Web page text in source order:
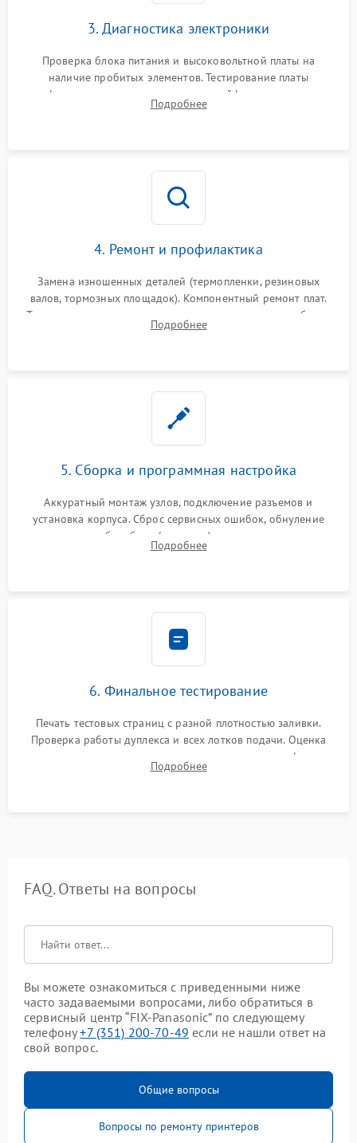
3. Диагностика электроники
Проверка блока питания и высоковольтной платы на
наличие пробитых элементов. Тестирование платы
форматирования, целостности шлейфов, контактов
картриджа и оптопар (датчиков прохождения и наличия
Подробнее
4. Ремонт и профилактика
Замена изношенных деталей (термопленки, резиновых
валов, тормозных площадок). Компонентный ремонт плат.
Тщательная очистка тракта печати, контактов и линз блока
лазера (LSU) от просыпанного тонера и пыли.
Подробнее
5. Сборка и программная настройка
Аккуратный монтаж узлов, подключение разъемов и
установка корпуса. Сброс сервисных ошибок, обнуление
счетчиков абсорбера (памперса) или узла переноса,
обновление прошивки и программная калибровка аппарата.
Подробнее
6. Финальное тестирование
Печать тестовых страниц с разной плотностью заливки.
Проверка работы дуплекса и всех лотков подачи. Оценка
качества запекания тонера и полное отсутствие дефектов
изображения перед выдачей готового устройства.
Подробнее
FAQ. Ответы на вопросы
Вы можете ознакомиться с приведенными ниже
часто задаваемыми вопросами, либо обратиться в
сервисный центр “FIX-Panasonic” по следующему
телефону+7 (351) 200-70-49 если не нашли ответ на
свой вопрос.
Общие вопросы
Вопросы по ремонту принтеров